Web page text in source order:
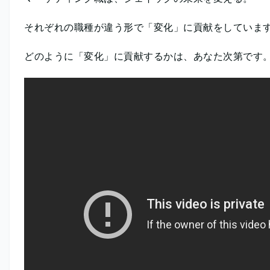
それぞれの職種が違う形で「変化」に貢献をしていま
どのように「変化」に貢献するかは、あなた次第です